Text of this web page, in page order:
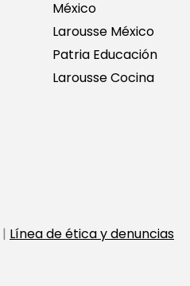
México
Larousse México
Patria Educación
Larousse Cocina
| Línea de ética y denuncias